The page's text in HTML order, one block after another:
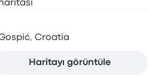
Croatia
Haritayı görüntüle